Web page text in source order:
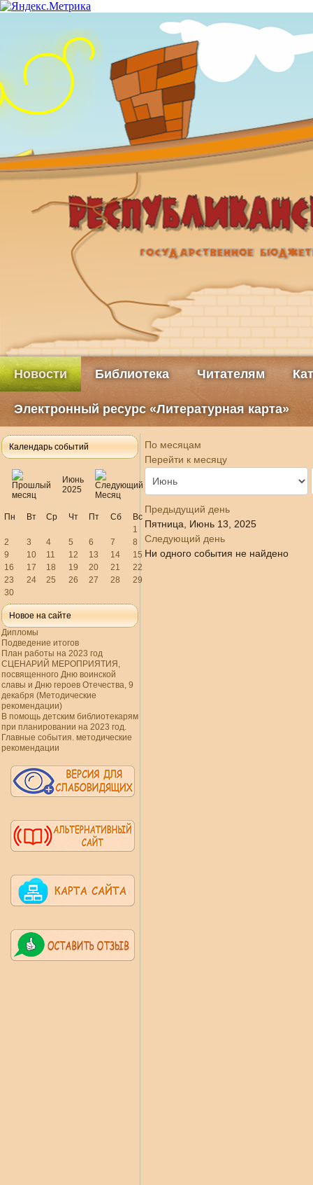
Новости Библиотека Читателям
Электронный ресурс «Литературная карта»
Календарь событий
Июнь
2025
Пн Вт Ср Чт Пт Сб
Вс
1
2
3 4 5 6 7
8
9
10 11 12 13 14
15
16
17 18 19 20 21
22
23
24 25 26 27 28
29
30
Новое на сайте
Дипломы
Подведение итогов
План работы на 2023 год
СЦЕНАРИЙ МЕРОПРИЯТИЯ,
посвященного Дню воинской
славы и Дню героев Отечества, 9
декабря (Методические
рекомендации)
В помощь детским библиотекарям
при планировании на 2023 год.
Главные события. методические
рекомендации
По месяцам
Перейти к месяцу
Предыдущий день
Пятница, Июнь 13, 2025
Следующий день
Ни одного события не найдено